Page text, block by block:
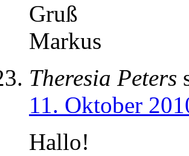
Gruß
Markus
Theresia Peters
11. Oktober
Hallo!